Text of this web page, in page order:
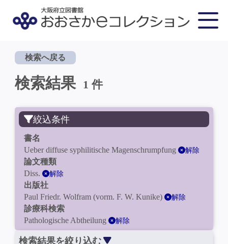
検索へ戻る
検索結果 1 件
絞込条件
書名
Ueber diffuse syphilitische Magenschrumpfung
解除
論文種類
Diss.
解除
出版社
Paul Friedr. Wolfram (vorm. F. W. Kunike)
解除
診療科検索
Pathologische Abtheilung
解除
検索結果を絞り込む